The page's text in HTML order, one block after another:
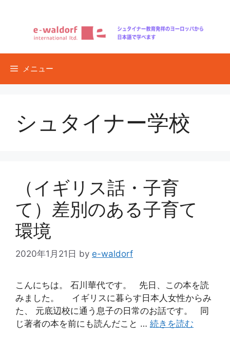
ス
メニュー
シュタイナー学校
（イギリス話・子育
て）差別のある子育て
環境
2020年1月21日 by e-waldorf
こんにちは。 石川華代です。 先日、この本を読
みました。 イギリスに暮らす日本人女性からみ
た、 元底辺校に通う息子の日常のお話です。 同
じ著者の本を前にも読んだこと … 続きを読む